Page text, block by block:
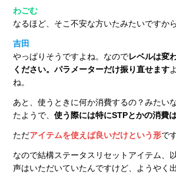
わごむ
なるほど、そこ不安な方いたみたいですから
吉田
やっぱりそうですよね。なのでレベルは変
ください。パラメーターだけ振り直せます
ね。
あと、使うときに何か消費するの？みたい
たようで、使う際には特にSTPとかの消費
ただアイテムを使えば良いだけという形で
なので結構ステータスリセットアイテム、
声はいただいていたんですけど、ようやく